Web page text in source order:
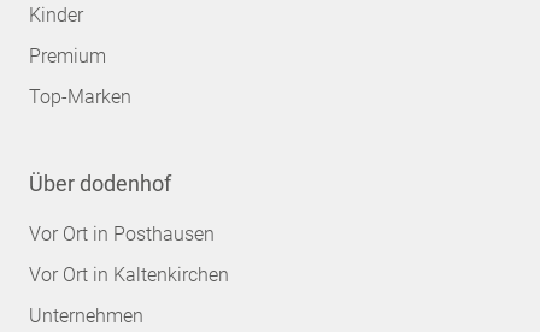
Kinder
Premium
Top-Marken
Über dodenhof
Vor Ort in Posthausen
Vor Ort in Kaltenkirchen
Unternehmen